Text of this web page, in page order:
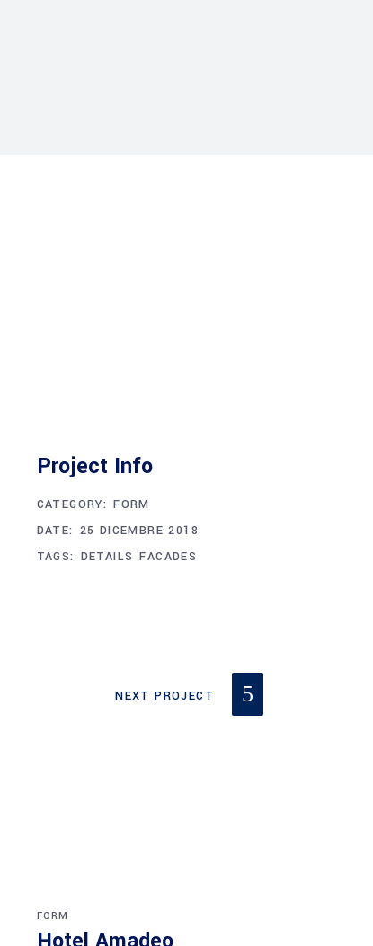
Project Info
CATEGORY: FORM
DATE: 25 DICEMBRE 2018
TAGS: DETAILS FACADES
NEXT PROJECT
FORM